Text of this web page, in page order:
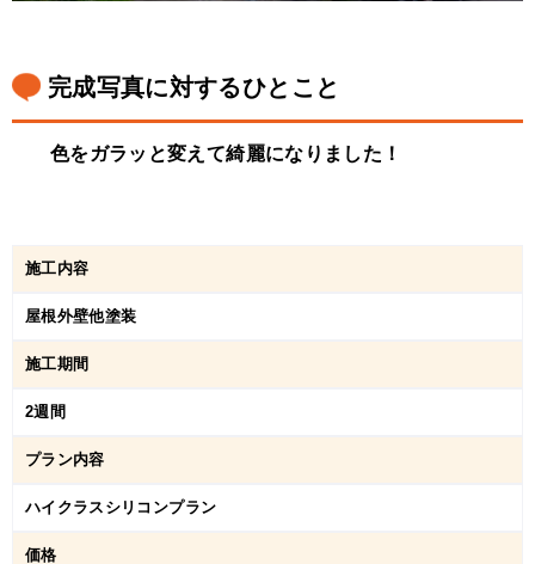
完成写真に対するひとこと
色をガラッと変えて綺麗になりました！
施工内容
屋根外壁他塗装
施工期間
2週間
プラン内容
ハイクラスシリコンプラン
価格